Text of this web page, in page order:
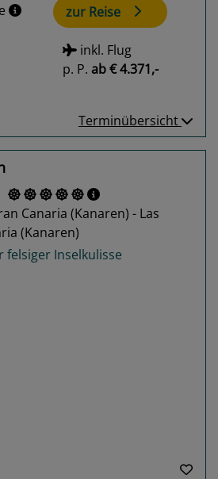
zur Reise
inkl. Flug
p. P. ab€ 4.371,-
Terminübersicht
Canaria (Kanaren) - Las
(Kanaren)